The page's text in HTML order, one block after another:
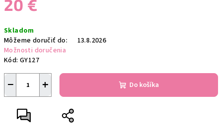
20 €
cena:
Skladom
Môžeme doručiť do:
13.8.2026
Možnosti doručenia
Kód: GY127
+
− Do košíka